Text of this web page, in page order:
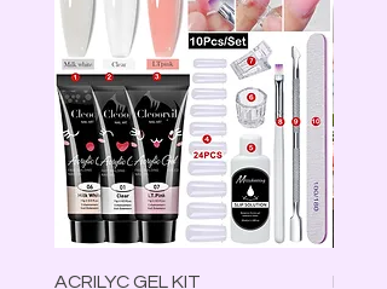
ACRILYC GEL KIT